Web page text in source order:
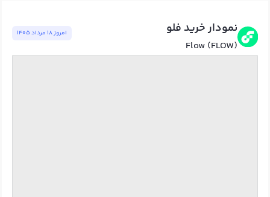
نمودار خرید فلو
Flow (FLOW)
امروز ١٨ مرداد ١٤٠٥